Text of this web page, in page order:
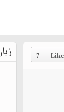
7 Like